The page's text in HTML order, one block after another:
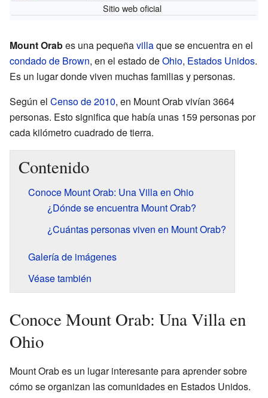
Sitio web oficial
Mount Orabes una pequeñavillaque se encuentra en el
condado de Brown, en el estado deOhio, Estados Unidos.
Es un lugar donde viven muchas familias y personas.
Según el Censo de 2010, en Mount Orab vivían 3664
personas. Esto significa que había unas 159 personas por
cada kilómetro cuadrado de tierra.
Contenido
Conoce Mount Orab: Una Villa en Ohio
¿Dónde se encuentra Mount Orab?
¿Cuántas personas viven en Mount Orab?
Galería de imágenes
Véase también
Conoce Mount Orab: Una Villa en
Ohio
Mount Orab es un lugar interesante para aprender sobre
cómo se organizan las comunidades en Estados Unidos.